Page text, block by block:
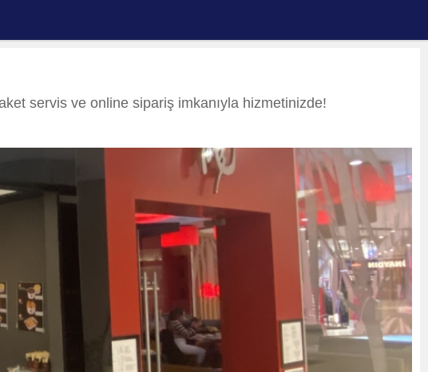
servis ve online sipariş imkanıyla hizmetinizde!